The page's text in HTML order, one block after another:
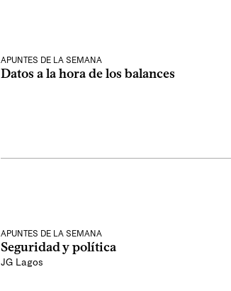
APUNTES DE LA SEMANA
Datos a la hora de los balances
APUNTES DE LA SEMANA
Seguridad y política
JG Lagos